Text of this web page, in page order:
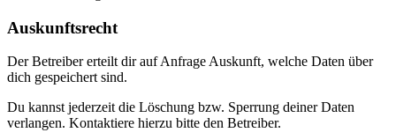
Auskunftsrecht
Der Betreiber erteilt dir auf Anfrage Auskunft, welche Daten über
dich gespeichert sind.
Du kannst jederzeit die Löschung bzw. Sperrung deiner Daten
verlangen. Kontaktiere hierzu bitte den Betreiber.